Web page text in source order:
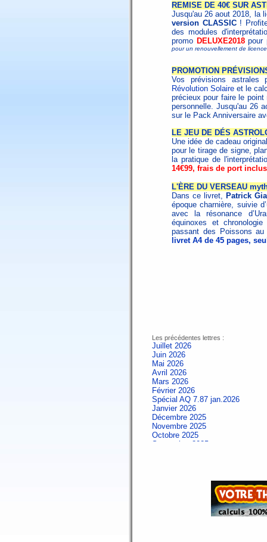
REMISE DE 40€ SUR
Jusqu'au 26 aout 2018, la
version CLASSIC!
des modules
promo DELUXE2018pour
pour un renouvellement de
PROMOTION
Vos prévisions astrales
Révolution Solaire et le
précieux pour faire le
personnelle. Jusqu'au 26
sur le Pack Anniversaire
LE JEU DE DÉS
Une idée de cadeau
pour le tirage de signe,
la pratique de
14€99, frais de port inclus
L'ÈRE DU VERSEAU
Dans ce livret, Patrick
époque charnière, suivie
avec la résonance
équinoxes et
passant des Poissons
livret A4 de 45 pages,
Les précédentes lettres :
Juillet 2026
Juin 2026
Mai 2026
Avril 2026
Mars 2026
Février 2026
Spécial AQ 7.87 jan.2026
Janvier 2026
Décembre 2025
Novembre 2025
Octobre 2025
Septembre 2025
Spécial AQ 7.84 jan.2025